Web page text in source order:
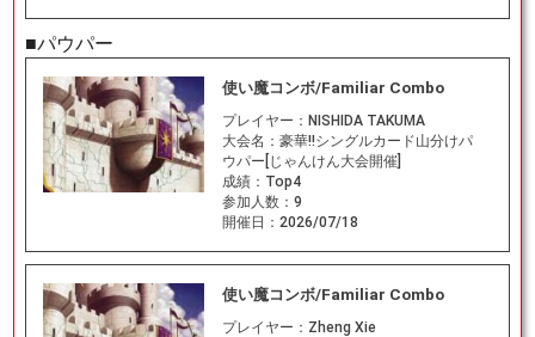
■パウパー
使い魔コンボ/Familiar Combo
プレイヤー： NISHIDA TAKUMA
大会名： 豪華!!シングルカード山分けパ
ウパー[じゃんけん大会開催]
成績： Top4
参加人数： 9
開催日： 2026/07/18
使い魔コンボ/Familiar Combo
プレイヤー： Zheng Xie